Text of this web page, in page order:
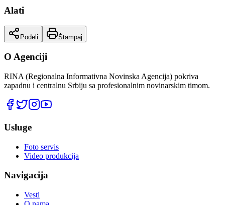
Alati
Podeli Štampaj
O Agenciji
RINA (Regionalna Informativna Novinska Agencija) pokriva
zapadnu i centralnu Srbiju sa profesionalnim novinarskim timom.
Usluge
Foto servis
Video produkcija
Navigacija
Vesti